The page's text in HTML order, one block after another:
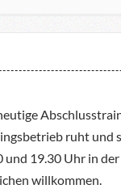
ruht und
und 19.30 Uhr in
willkommen.